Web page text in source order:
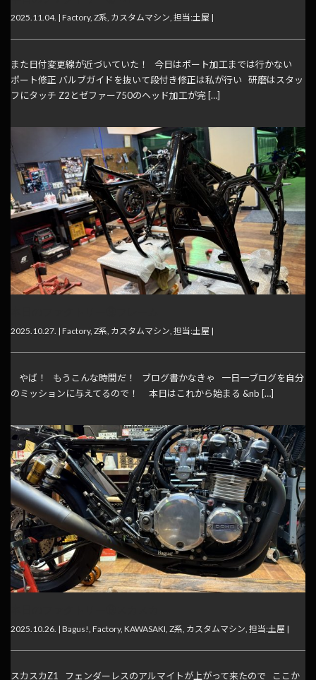
2025.11.04. | Factory, Z系 カスタムマシン 担当:土屋 |
また日付変更線が近づいていた！ 今日はポート加工までは行かない
ポート修正 バルブガイドを抜いて段付き修正は私が行い 研磨はスタッ
フにタッチ Z2とゼファー750のヘッド加工が完 […]
2025.10.27. | Factory, Z系 カスタムマシン 担当:土屋 |
やば！ もうこんな時間だ！ ブログ書かなきゃ 一日一ブログを自分
のミッションに与えてるので！ 本日はこれから始まる &nb […]
2025.10.26. | Bagus! Factory, KAWASAKI Z系 カスタムマシン 担当:土屋 |
スカスカZ1 フェンダーレスのアルマイトが上がって来たので ここか